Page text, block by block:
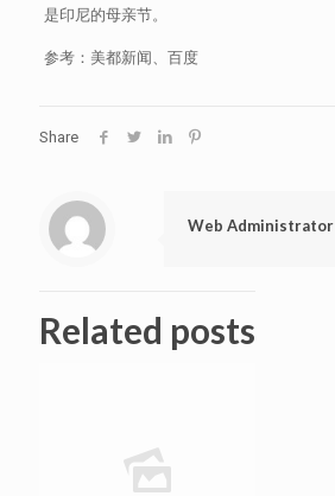
是印尼的母亲节。
参考：美都新闻、百度
Share
Web Administrator
Related posts